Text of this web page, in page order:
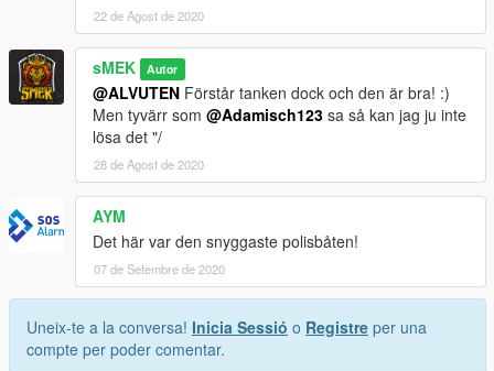
22 de Agost de 2020
sMEK Autor
@ALVUTEN Förstår tanken dock och den är bra! :)
Men tyvärr som @Adamisch123 sa så kan jag ju inte
lösa det "/
28 de Agost de 2020
AYM
Det här var den snyggaste polisbåten!
07 de Setembre de 2020
Uneix-te a la conversa! Inicia Sessió o Registre per una
compte per poder comentar.